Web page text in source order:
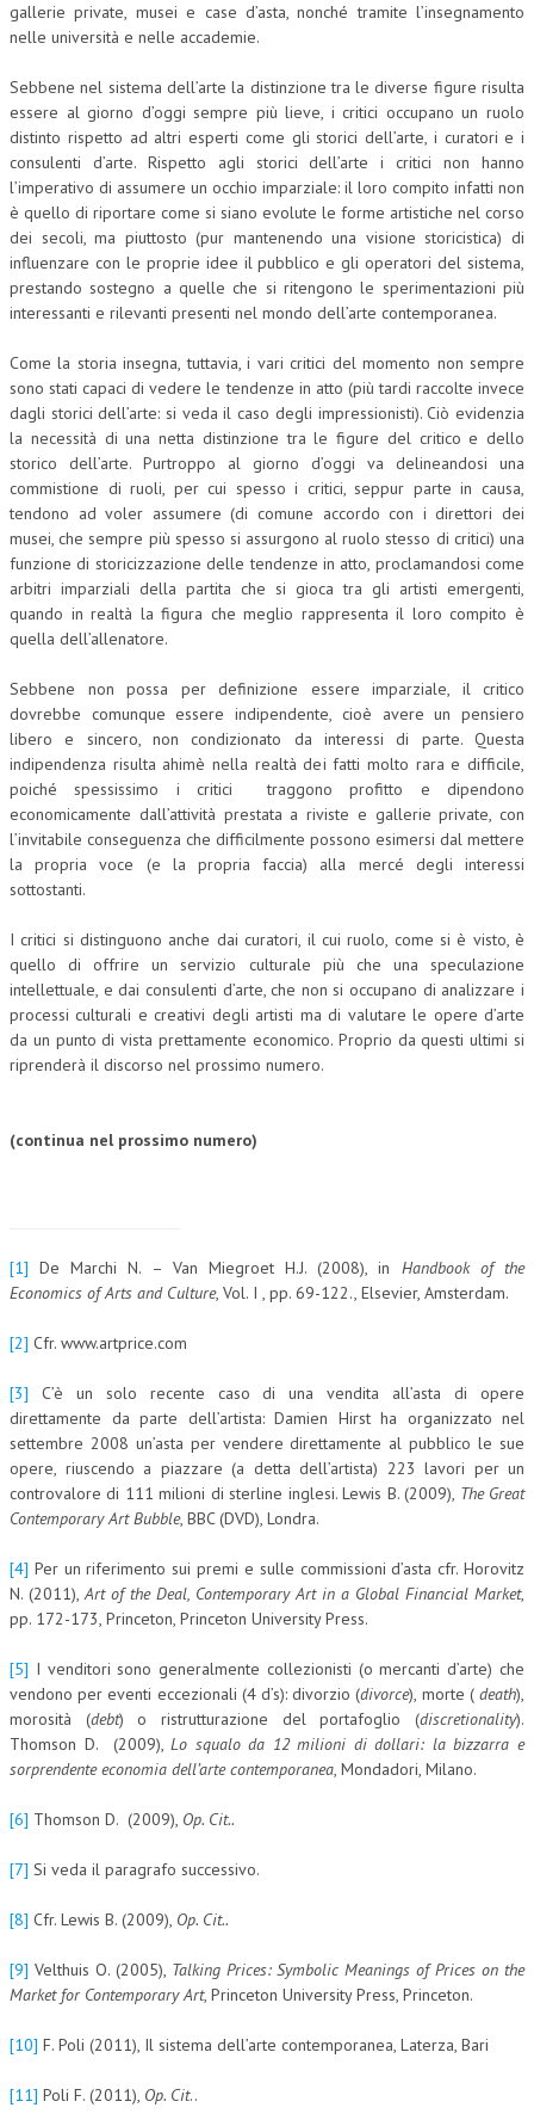
gallerie private, musei e case d’asta, nonché tramite l’insegnamento
nelle università e nelle accademie.
Sebbene nel sistema dell’arte la distinzione tra le diverse figure risulta
essere al giorno d’oggi sempre più lieve, i critici occupano un ruolo
distinto rispetto ad altri esperti come gli storici dell’arte, i curatori e i
consulenti d’arte. Rispetto agli storici dell’arte i critici non hanno
l’imperativo di assumere un occhio imparziale: il loro compito infatti non
è quello di riportare come si siano evolute le forme artistiche nel corso
dei secoli, ma piuttosto (pur mantenendo una visione storicistica) di
influenzare con le proprie idee il pubblico e gli operatori del sistema,
prestando sostegno a quelle che si ritengono le sperimentazioni più
interessanti e rilevanti presenti nel mondo dell’arte contemporanea.
Come la storia insegna, tuttavia, i vari critici del momento non sempre
sono stati capaci di vedere le tendenze in atto (più tardi raccolte invece
dagli storici dell’arte: si veda il caso degli impressionisti). Ciò evidenzia
la necessità di una netta distinzione tra le figure del critico e dello
storico dell’arte. Purtroppo al giorno d’oggi va delineandosi una
commistione di ruoli, per cui spesso i critici, seppur parte in causa,
tendono ad voler assumere (di comune accordo con i direttori dei
musei, che sempre più spesso si assurgono al ruolo stesso di critici) una
funzione di storicizzazione delle tendenze in atto, proclamandosi come
arbitri imparziali della partita che si gioca tra gli artisti emergenti,
quando in realtà la figura che meglio rappresenta il loro compito è
quella dell’allenatore.
Sebbene non possa per definizione essere imparziale, il critico
dovrebbe comunque essere indipendente, cioè avere un pensiero
libero e sincero, non condizionato da interessi di parte. Questa
indipendenza risulta ahimè nella realtà dei fatti molto rara e difficile,
poiché spessissimo i critici traggono profitto e dipendono
economicamente dall’attività prestata a riviste e gallerie private, con
l’invitabile conseguenza che difficilmente possono esimersi dal mettere
la propria voce (e la propria faccia) alla mercé degli interessi
sottostanti.
I critici si distinguono anche dai curatori, il cui ruolo, come si è visto, è
quello di offrire un servizio culturale più che una speculazione
intellettuale, e dai consulenti d’arte, che non si occupano di analizzare i
processi culturali e creativi degli artisti ma di valutare le opere d’arte
da un punto di vista prettamente economico. Proprio da questi ultimi si
riprenderà il discorso nel prossimo numero.
(continua nel prossimo numero)
[1] De Marchi N. – Van Miegroet H.J. (2008), in Handbook of the
Economics of Arts and Culture, Vol. I , pp. 69-122., Elsevier, Amsterdam.
[2] Cfr. www.artprice.com
[3] C’è un solo recente caso di una vendita all’asta di opere
direttamente da parte dell’artista: Damien Hirst ha organizzato nel
settembre 2008 un’asta per vendere direttamente al pubblico le sue
opere, riuscendo a piazzare (a detta dell’artista) 223 lavori per un
controvalore di 111 milioni di sterline inglesi. Lewis B. (2009), The Great
Contemporary Art Bubble, BBC (DVD), Londra.
[4] Per un riferimento sui premi e sulle commissioni d’asta cfr. Horovitz
N. (2011),Art of the Deal, Contemporary Art in a Global Financial Market,
pp. 172-173, Princeton, Princeton University Press.
[5] I venditori sono generalmente collezionisti (o mercanti d’arte) che
vendono per eventi eccezionali (4 d’s): divorzio (divorce), morte (death),
morosità (debt) o ristrutturazione del portafoglio (discretionality).
Thomson D. (2009),Lo squalo da 12 milioni di dollari: la bizzarra e
sorprendente economia dell’arte contemporanea, Mondadori, Milano.
[6] Thomson D. (2009), Op. Cit..
[7] Si veda il paragrafo successivo.
[8] Cfr. Lewis B. (2009), Op. Cit..
[9] Velthuis O. (2005), Talking Prices: Symbolic Meanings of Prices on the
Market for Contemporary Art, Princeton University Press, Princeton.
[10] F. Poli (2011), Il sistema dell’arte contemporanea, Laterza, Bari
[11] Poli F. (2011), Op. Cit..